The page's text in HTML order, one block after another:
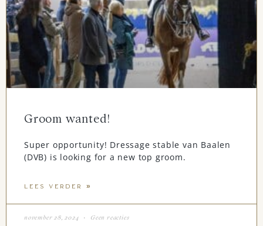
Groom wanted!
Super opportunity! Dressage stable van Baalen
(DVB) is looking for a new top groom.
LEES VERDER »
november 28, 2024 Geen reacties